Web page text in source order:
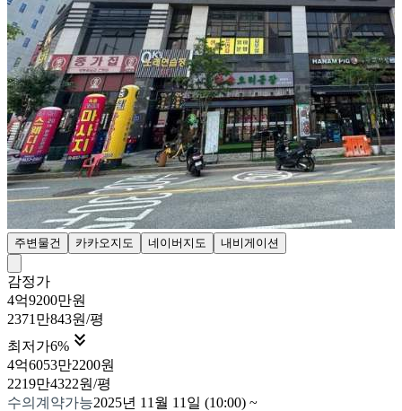
주변물건 카카오지도 네이버지도 내비게이션
감정가
4억9200만원
2371만843원/평
최저가6% 
4억6053만2200원
2219만4322원/평
수의계약가능2025년 11월 11일 (10:00) ~